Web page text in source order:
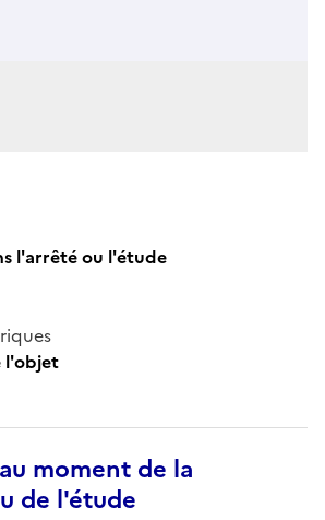
l'arrêté ou l'étude
l'objet
moment de la
de l'étude